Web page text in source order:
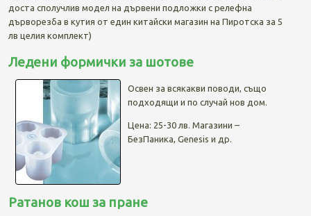
доста сполучлив модел на дървени подложки с релефна
дърворезба в кутия от един китайски магазин на Пиротска за 5
лв целия комплект)
Ледени формички за шотове
Освен за всякакви поводи, също
подходящи и по случай нов дом.
Цена: 25-30 лв. Магазини –
БезПаника, Genesis и др.
Ратанов кош за пране